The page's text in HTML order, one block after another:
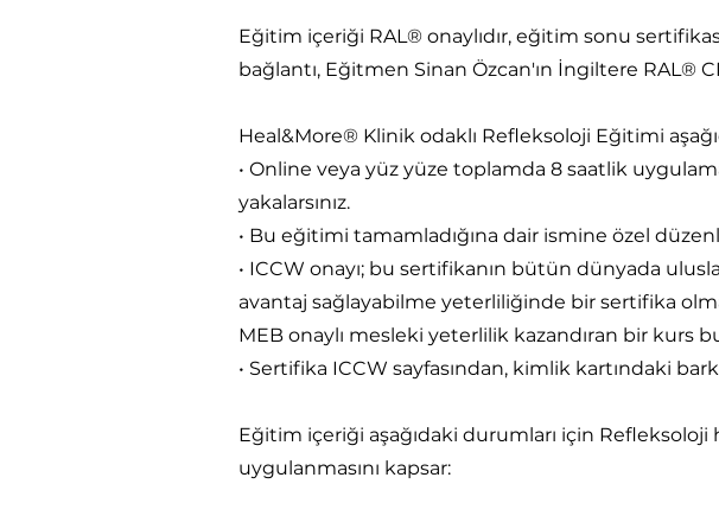
Eğitim içeriği RAL® onaylıdır, eğitim sonu
bağlantı, Eğitmen Sinan Özcan'ın İngiltere RAL®
Heal&More® Klinik odaklı Refleksoloji Eğitimi
• Online veya yüz yüze toplamda 8 saatlik
yakalarsınız.
• Bu eğitimi tamamladığına dair ismine özel
• ICCW onayı; bu sertifikanın bütün dünyada
avantaj sağlayabilme yeterliliğinde bir sertifika
MEB onaylı mesleki yeterlilik kazandıran bir kurs
• Sertifika ICCW sayfasından, kimlik kartındaki
Eğitim içeriği aşağıdaki durumları için Refleksoloji
uygulanmasını kapsar: